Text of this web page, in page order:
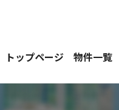
トップページ 物件一覧